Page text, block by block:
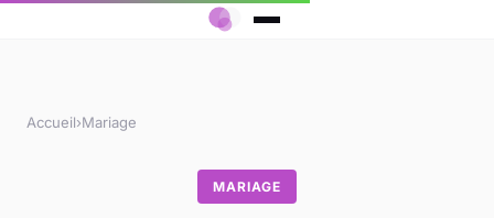
Accueil›Mariage
MARIAGE